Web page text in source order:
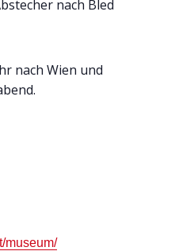
nach Bled
nach Wien und
museum/